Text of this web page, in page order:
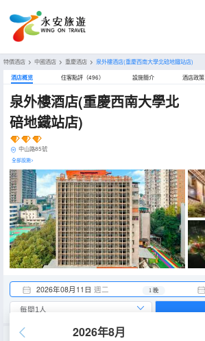
特價酒店 > 中國酒店 > 重慶酒店 > 泉外樓酒店(重慶西南大學北碚地鐵站店)
酒店概览 住客點評（496） 設施簡介 酒店政策
泉外樓酒店(重慶西南大學北
碚地鐵站店)
中山路85號
全部設施>
2026年08月11日 週二 1 晚
2026年8月